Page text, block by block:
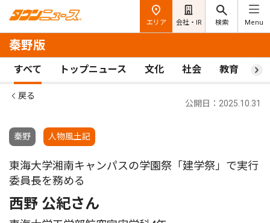
エリア 会社・IR 検索 Menu
秦野版
すべて トップニュース 文化 社会 教育 ス
戻る
秦野 人物風土記
公開日：2025.10.31
東海大学湘南キャンパスの学園祭「建学祭」で実行
委員長を務める
西野 公紀さん